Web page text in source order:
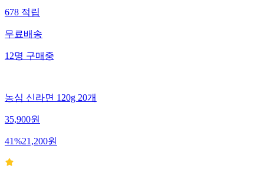
678적립
무료배송
12명구매중
농심 신라면 120g 20개
35,900원
41%21,200원